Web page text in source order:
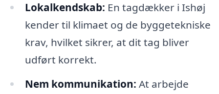
Lokalkendskab: En tagdækker i Ishøj
kender til klimaet og de byggetekniske
krav, hvilket sikrer, at dit tag bliver
udført korrekt.
Nem kommunikation: At arbejde